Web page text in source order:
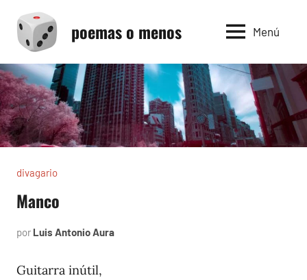
contenido
poemas o menos Menú
divagario
Manco
por Luis Antonio Aura
Guitarra inútil,